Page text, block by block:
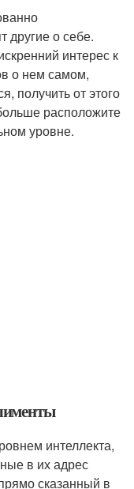
другие о себе.
интерес к
о нем самом,
получить от этого
расположите
уровне.
интеллекта,
в их адрес
сказанный в